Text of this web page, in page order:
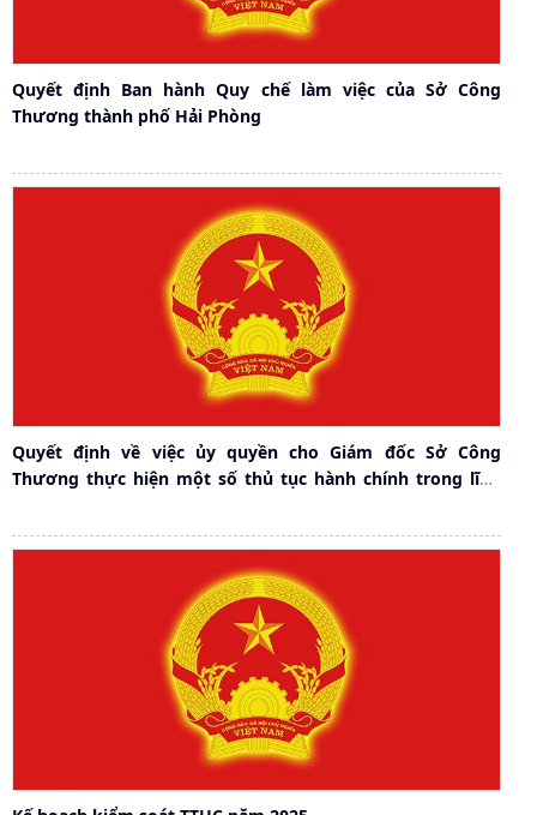
Quyết định Ban hành Quy chế làm việc của Sở Công
Thương thành phố Hải Phòng
Quyết định về việc ủy quyền cho Giám đốc Sở Công
Thương thực hiện một số thủ tục hành chính trong lĩnh
Hải Phòng